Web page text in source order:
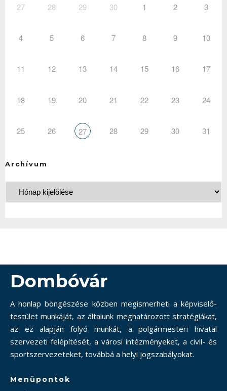
27 28 29 30 1 2 3
4 5 6 7 8 9 10
11 12 13 14 15 16 17
18 19 20 21 22 23 24
25 26 27 28 29 30 31
Archívum
Dombóvár
A honlap böngészése közben megismerheti a képviselő-
testület munkáját, az általunk meghatározott stratégiákat,
az ez alapján folyó munkát, a polgármesteri hivatal
szervezeti felépítését, a városi intézményeket, a civil- és
sportszervezeteket, továbbá a helyi jogszabályokat.
Menüpontok